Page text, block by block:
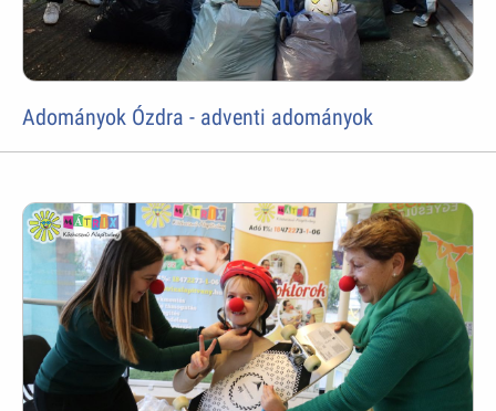
Adományok Ózdra - adventi adományok